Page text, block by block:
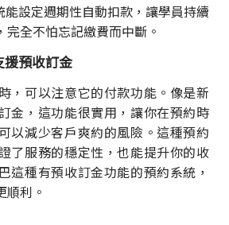
設定週期性自動扣款，讓學員持續
全不怕忘記繳費而中斷。
援預收訂金
，可以注意它的付款功能。像是新
金，這功能很實用，讓你在預約時
以減少客戶爽約的風險。這種預約
了服務的穩定性，也能提升你的收
這種有預收訂金功能的預約系統，
順利。